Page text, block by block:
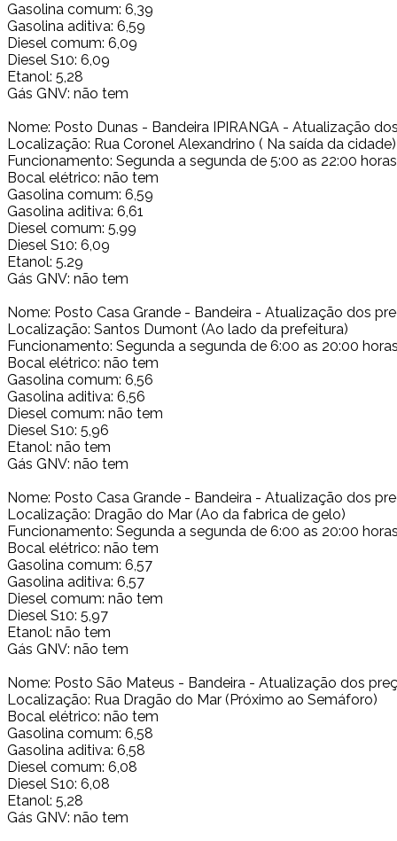
Gasolina comum: 6,39
Gasolina aditiva: 6,59
Diesel comum: 6,09
Diesel S10: 6,09
Etanol: 5,28
Gás GNV: não tem
Nome: Posto Dunas - Bandeira IPIRANGA - Atualização
Localização: Rua Coronel Alexandrino ( Na saída da cidade)
Funcionamento: Segunda a segunda de 5:00 as 22:00 horas
Bocal elétrico: não tem
Gasolina comum: 6,59
Gasolina aditiva: 6,61
Diesel comum: 5,99
Diesel S10: 6,09
Etanol: 5.29
Gás GNV: não tem
Nome: Posto Casa Grande - Bandeira - Atualização dos
Localização: Santos Dumont (Ao lado da prefeitura)
Funcionamento: Segunda a segunda de 6:00 as 20:00
Bocal elétrico: não tem
Gasolina comum: 6,56
Gasolina aditiva: 6,56
Diesel comum: não tem
Diesel S10: 5,96
Etanol: não tem
Gás GNV: não tem
Nome: Posto Casa Grande - Bandeira - Atualização dos
Localização: Dragão do Mar (Ao da fabrica de gelo)
Funcionamento: Segunda a segunda de 6:00 as 20:00
Bocal elétrico: não tem
Gasolina comum: 6,57
Gasolina aditiva: 6,57
Diesel comum: não tem
Diesel S10: 5,97
Etanol: não tem
Gás GNV: não tem
Nome: Posto São Mateus - Bandeira - Atualização dos
Localização: Rua Dragão do Mar (Próximo ao Semáforo)
Bocal elétrico: não tem
Gasolina comum: 6,58
Gasolina aditiva: 6,58
Diesel comum: 6,08
Diesel S10: 6,08
Etanol: 5,28
Gás GNV: não tem